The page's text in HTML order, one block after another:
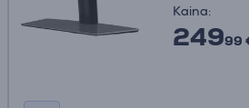
Kaina:
24999